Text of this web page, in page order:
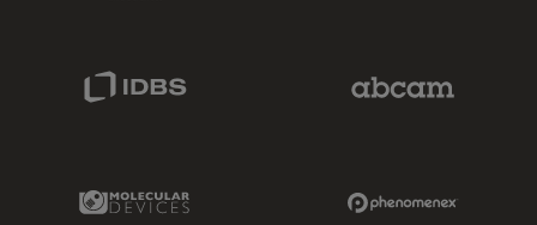
Molecular Devices Link